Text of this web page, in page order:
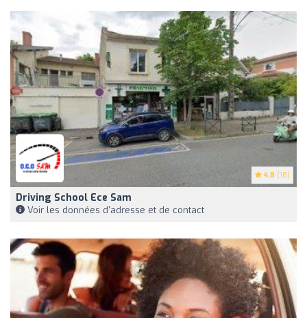
4.8 (18)
Driving School Ece Sam
Voir les données d'adresse et de contact